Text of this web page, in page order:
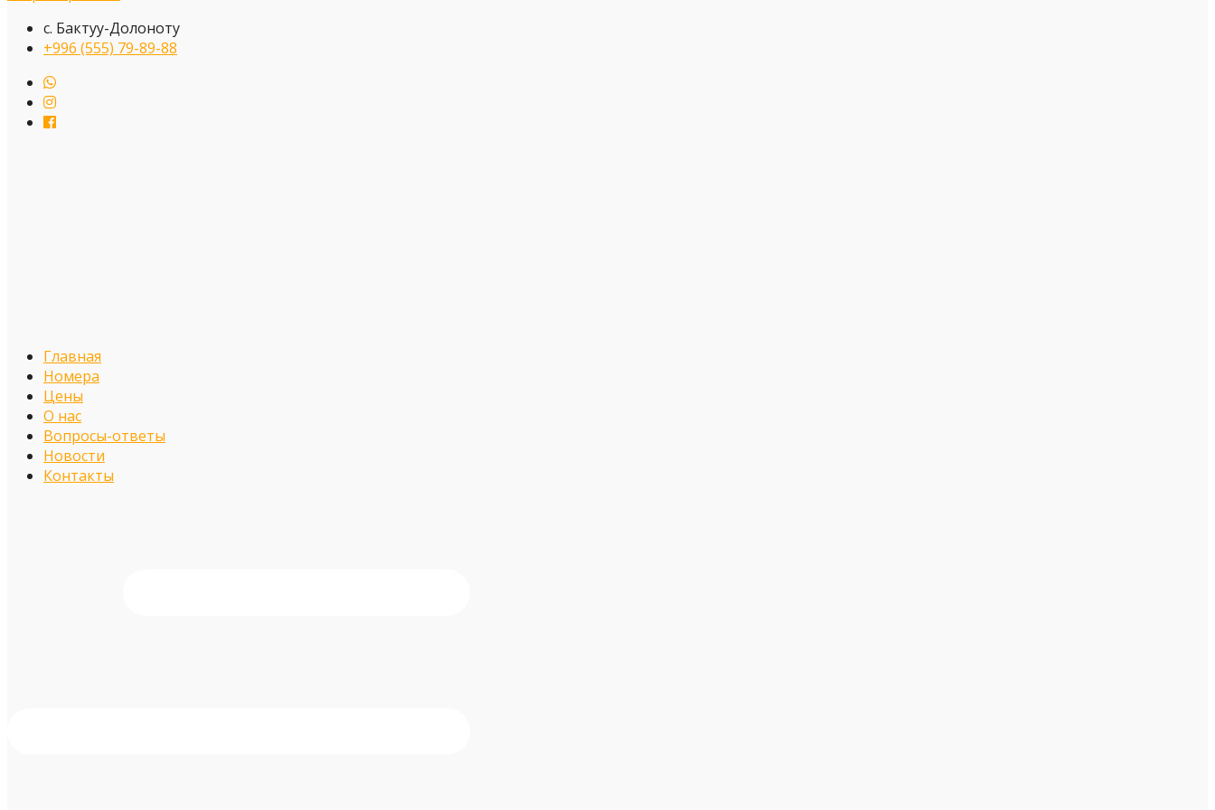
с. Бактуу-Долоноту
+996 (555) 79-89-88
Главная
Номера
Цены
О нас
Вопросы-ответы
Новости
Контакты